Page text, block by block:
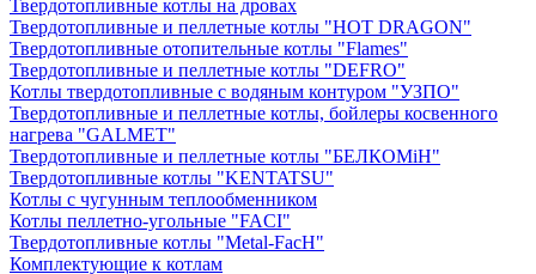
Твердотопливные котлы на дровах
Твердотопливные и пеллетные котлы "HOT DRAGON"
Твердотопливные отопительные котлы "Flames"
Твердотопливные и пеллетные котлы "DEFRO"
Котлы твердотопливные с водяным контуром "УЗПО"
Твердотопливные и пеллетные котлы, бойлеры косвенного
нагрева "GALMET"
Твердотопливные и пеллетные котлы "БЕЛКОМiН"
Твердотопливные котлы "KENTATSU"
Котлы с чугунным теплообменником
Котлы пеллетно-угольные "FACI"
Твердотопливные котлы "Metal-FacH"
Комплектующие к котлам